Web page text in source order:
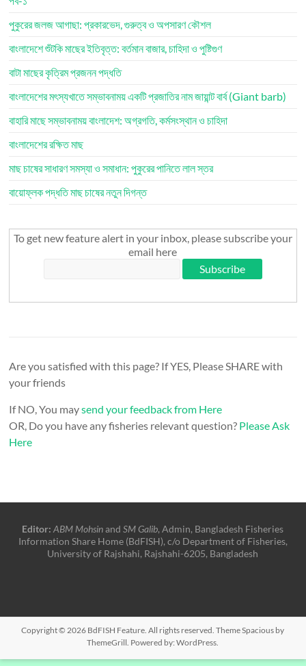
পুকুরের জলজ আগাছা: প্রকারভেদ, গুরুত্ব ও অপসারণ কৌশল
বাংলাদেশে শুঁটকি মাছের ইতিবৃত্ত: বর্তমান বাজার, চাহিদা ও পুষ্টিগুণ
বাটা মাছের কৃত্রিম প্রজনন পদ্ধতি
বাংলাদেশের মৎস্যখাতে সম্ভাবনাময় একটি প্রজাতির নাম জায়ান্ট বার্ব (Giant barb)
বাহারি মাছে সম্ভাবনাময় বাংলাদেশ: অগ্রগতি, কর্মসংস্থান ও চাহিদা
বাংলাদেশের রক্ষিত মাছ
মাছ চাষের সাধারণ সমস্যা ও সমাধান: পুকুরের পানিতে লাল স্তর
বায়োফ্লক পদ্ধতি মাছ চাষের নতুন দিগন্ত
To get new feature alert in your inbox, please subscribe your
email here
Are you satisfied with this page? If YES, Please SHARE with
your friends
If NO, You maysend your feedback from Here
OR, Do you have any fisheries relevant question? Please Ask
Here
Editor: ABM MohsinandSM Galib, Admin, Bangladesh Fisheries
Information Share Home (BdFISH), c/o Department of Fisheries,
University of Rajshahi, Rajshahi-6205, Bangladesh
Copyright © 2026 BdFISH Feature. All rights reserved. ThemeSpacious by
ThemeGrill. Powered by:WordPress.